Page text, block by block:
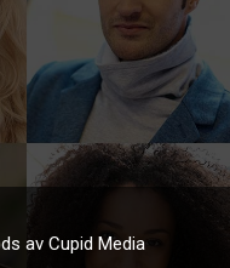
av Cupid Media